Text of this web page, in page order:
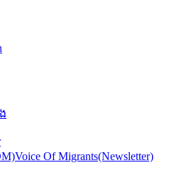
Voice Of Migrants(Newsletter)